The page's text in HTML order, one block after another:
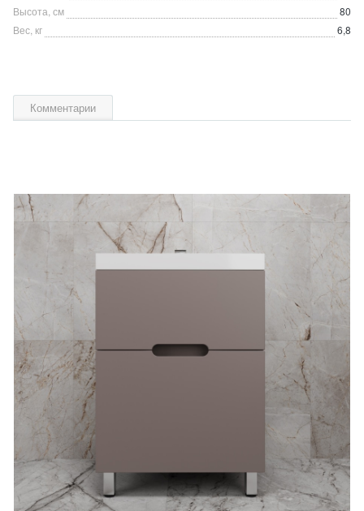
Высота, см
80
Вес, кг
6,8
Комментарии